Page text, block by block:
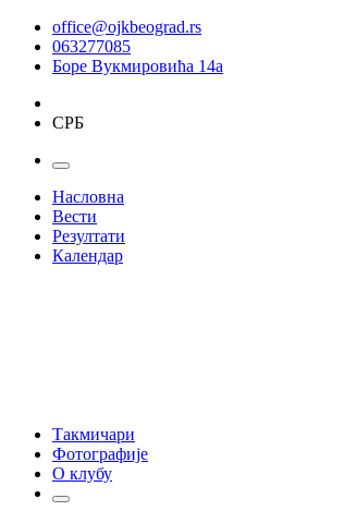
office@ojkbeograd.rs
063277085
Боре Вукмировића 14а
СРБ
Насловна
Вести
Резултати
Календар
Такмичари
Фотографије
О клубу